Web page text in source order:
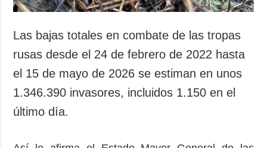
Desastres y
ADICIONAL
Podcasts
Publicaciones
Entrevistas
Video
SERVICIOS
Suscripción
Banco de
imágenes
Las bajas totales en combate de las tropas
rusas desde el 24 de febrero de 2022 hasta
el 15 de mayo de 2026 se estiman en unos
1.346.390 invasores, incluidos 1.150 en el
último día.